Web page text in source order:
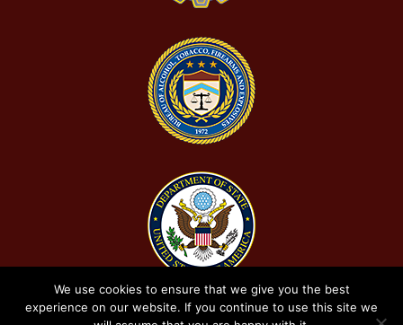
© 2026 Red Mountain Arsenal, LLC. All Rights Reserved|
We use cookies to ensure that we give you the best
experience on our website. If you continue to use this site we